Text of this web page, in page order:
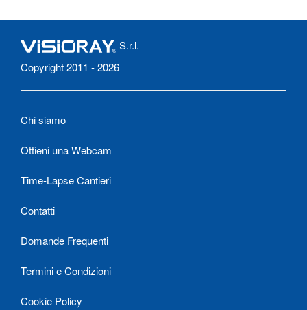
S.r.l.
Copyright 2011 - 2026
Chi siamo
Ottieni una Webcam
Time-Lapse Cantieri
Contatti
Domande Frequenti
Termini e Condizioni
Cookie Policy